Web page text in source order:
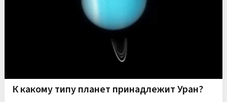
К какому типу планет принадлежит Уран?